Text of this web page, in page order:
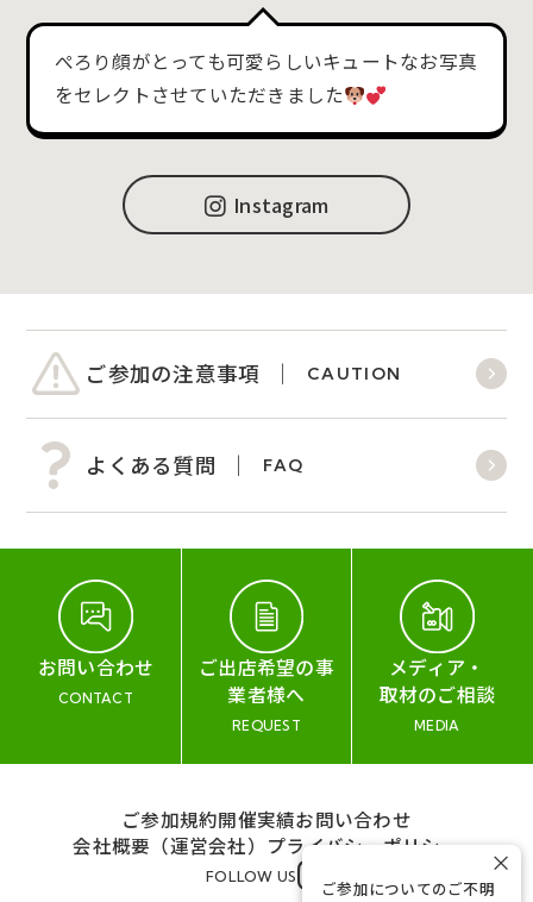
ぺろり顔がとっても可愛らしいキュートなお写真
をセレクトさせていただきました
Instagram
ご参加の注意事項 CAUTION
よくある質問 FAQ
お問い合わせ
CONTACT
ご出店希望の事
業者様へ
REQUEST
メディア・
取材のご相談
MEDIA
ご参加規約開催実績お問い合わせ
会社概要（運営会社） プライバシーポリシー
FOLLOW US
ご参加についてのご不明
×